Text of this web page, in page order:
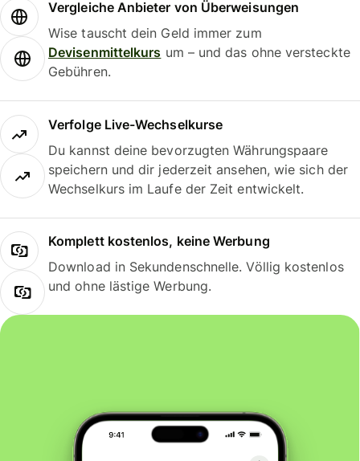
Vergleiche Anbieter von Überweisungen
Wise tauscht dein Geld immer zum
Devisenmittelkurs um – und das ohne versteckte
Gebühren.
Verfolge Live-Wechselkurse
Du kannst deine bevorzugten Währungspaare
speichern und dir jederzeit ansehen, wie sich der
Wechselkurs im Laufe der Zeit entwickelt.
Komplett kostenlos, keine Werbung
Download in Sekundenschnelle. Völlig kostenlos
und ohne lästige Werbung.